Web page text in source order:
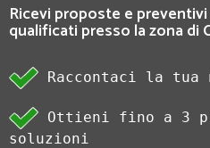
Ricevi proposte e
qualificati presso la zona di
Raccontaci la tua
Ottieni fino a 3
soluzioni